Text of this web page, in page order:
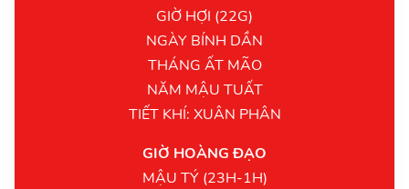
GIỜ HỢI (22G)
NGÀY BÍNH DẦN
THÁNG ẤT MÃO
NĂM MẬU TUẤT
TIẾT KHÍ: XUÂN PHÂN
GIỜ HOÀNG ĐẠO
MẬU TÝ (23H-1H)